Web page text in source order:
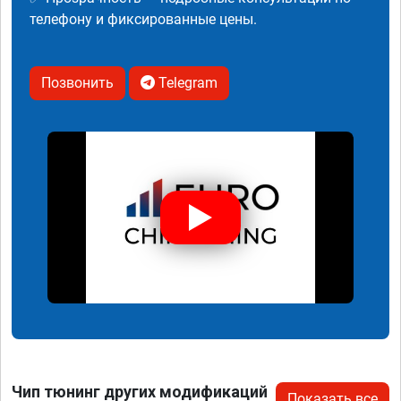
телефону и фиксированные цены.
Позвонить Telegram
Чип тюнинг других модификаций